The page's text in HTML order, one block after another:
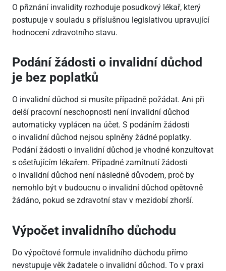
O přiznání invalidity rozhoduje posudkový lékař, který
postupuje v souladu s příslušnou legislativou upravující
hodnocení zdravotního stavu.
Podání žádosti o invalidní důchod
je bez poplatků
O invalidní důchod si musíte případně požádat. Ani při
delší pracovní neschopnosti není invalidní důchod
automaticky vyplácen na účet. S podáním žádosti
o invalidní důchod nejsou splněny žádné poplatky.
Podání žádosti o invalidní důchod je vhodné konzultovat
s ošetřujícím lékařem. Případné zamítnutí žádosti
o invalidní důchod není následně důvodem, proč by
nemohlo být v budoucnu o invalidní důchod opětovně
žádáno, pokud se zdravotní stav v mezidobí zhorší.
Výpočet invalidního důchodu
Do výpočtové formule invalidního důchodu přímo
nevstupuje věk žadatele o invalidní důchod. To v praxi